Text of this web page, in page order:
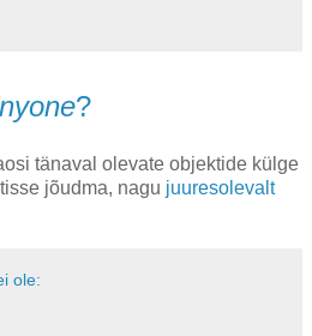
?
tänaval olevate objektide külge
jõudma, nagu juuresolevalt
ole: